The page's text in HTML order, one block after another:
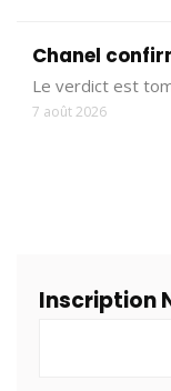
Chanel
Le verdict est
7 août 2026
Inscription